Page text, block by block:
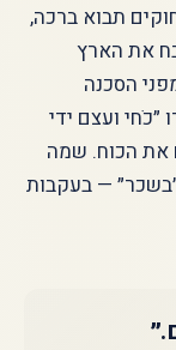
תבוא ברכה,
את הארץ
הסכנה
ועצם ידי
את הכוח. שמה
— בעקבות